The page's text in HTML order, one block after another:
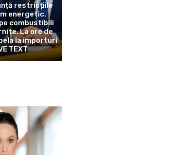
restricțiile
energetic.
combustibili
La ore de
la importuri
TEXT